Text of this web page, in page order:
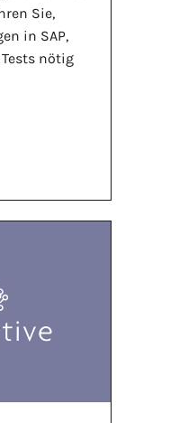
Sie,
in SAP,
nötig